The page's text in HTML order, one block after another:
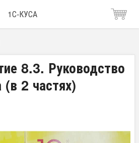
1С-КУСА
8.3. Руководство
(в 2 частях)